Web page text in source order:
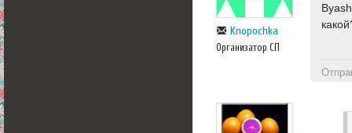
Knopochka
Организатор СП